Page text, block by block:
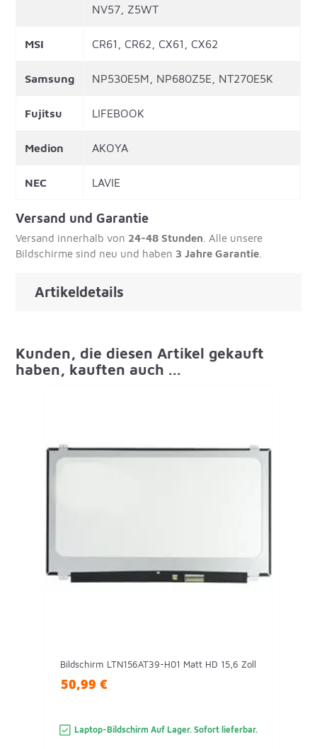
NV57, Z5WT
MSI CR61, CR62, CX61, CX62
Samsung NP530E5M, NP680Z5E, NT270E5K
Fujitsu LIFEBOOK
Medion AKOYA
NEC LAVIE
Versand und Garantie
Versand innerhalb von 24-48 Stunden . Alle unsere
Bildschirme sind neu und haben 3 Jahre Garantie
Artikeldetails
Kunden, die diesen Artikel gekauft
haben, kauften auch ...
Bildschirm LTN156AT39-H01 Matt HD 15,6 Zoll
50,99 €
Laptop-Bildschirm Auf Lager. Sofort lieferbar.